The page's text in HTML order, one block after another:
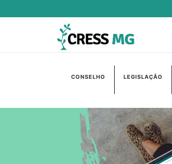
CONSELHO LEGISLAÇÃO